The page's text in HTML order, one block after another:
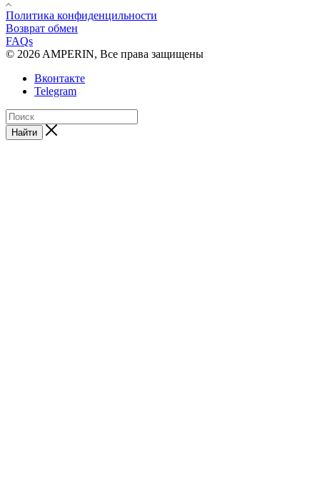
Политика конфиденцильности
Возврат обмен
FAQs
© 2026 AMPERIN, Все права защищены
Вконтакте
Telegram
Найти